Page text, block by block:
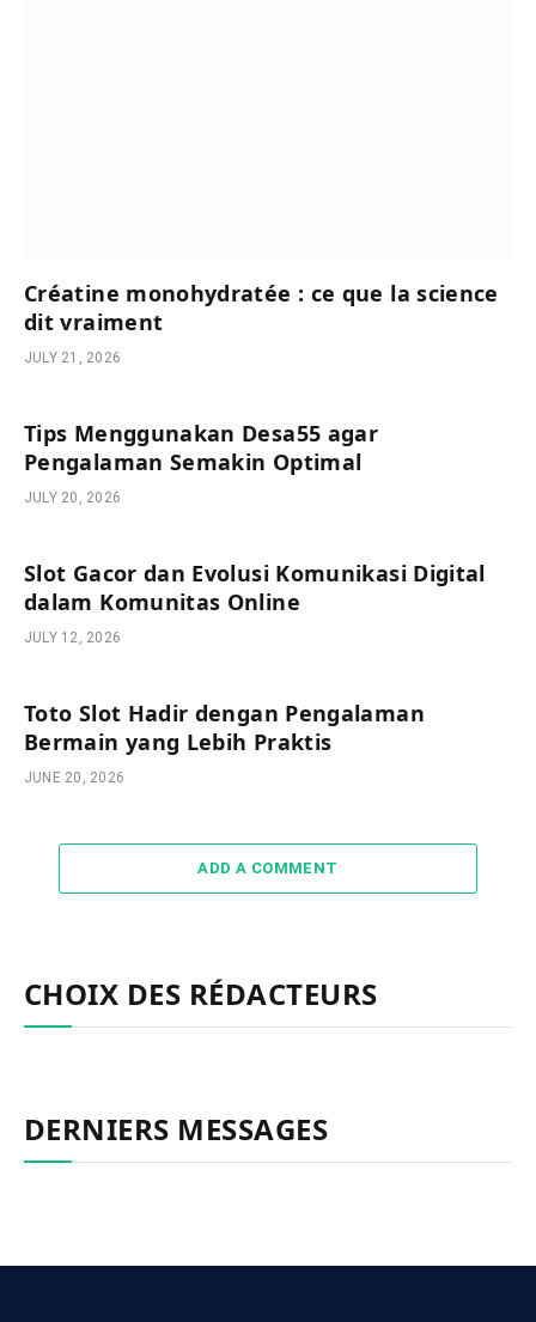
Créatine monohydratée : ce que la science
dit vraiment
JULY 21, 2026
Tips Menggunakan Desa55 agar
Pengalaman Semakin Optimal
JULY 20, 2026
Slot Gacor dan Evolusi Komunikasi Digital
dalam Komunitas Online
JULY 12, 2026
Toto Slot Hadir dengan Pengalaman
Bermain yang Lebih Praktis
JUNE 20, 2026
ADD A COMMENT
CHOIX DES RÉDACTEURS
DERNIERS MESSAGES